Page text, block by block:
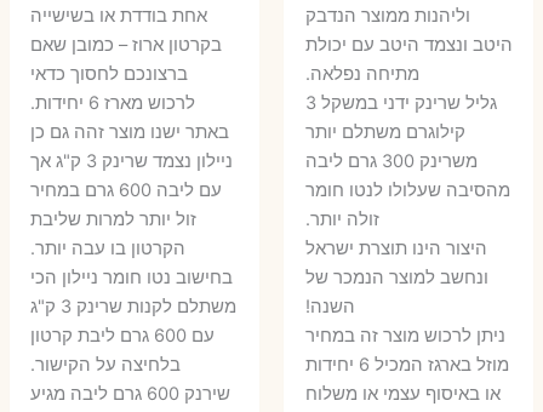
וליהנות ממוצר הנדבק
היטב ונצמד היטב עם יכולת
מתיחה נפלאה.
גליל שרינק ידני במשקל 3
קילוגרם משתלם יותר
משרינק 300 גרם ליבה
מהסיבה שעלולו לנטו חומר
זולה יותר.
היצור הינו תוצרת ישראל
ונחשב למוצר הנמכר של
השנה!
ניתן לרכוש מוצר זה במחיר
מוזל בארגז המכיל 6 יחידות
או באיסוף עצמי או משלוח
אחת בודדת או בשישייה
בקרטון ארוז – כמובן שאם
ברצונכם לחסוך כדאי
לרכוש מארז 6 יחידות.
באתר ישנו מוצר זהה גם כן
ניילון נצמד שרינק 3 ק"ג אך
עם ליבה 600 גרם במחיר
זול יותר למרות שליבת
הקרטון בו עבה יותר.
בחישוב נטו חומר ניילון הכי
משתלם לקנות שרינק 3 ק"ג
עם 600 גרם ליבת קרטון
בלחיצה על הקישור.
שירנק 600 גרם ליבה מגיע